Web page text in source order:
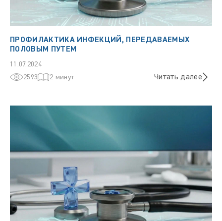
ПРОФИЛАКТИКА ИНФЕКЦИЙ, ПЕРЕДАВАЕМЫХ
ПОЛОВЫМ ПУТЕМ
11.07.2024
2593
2 минут Читать далее